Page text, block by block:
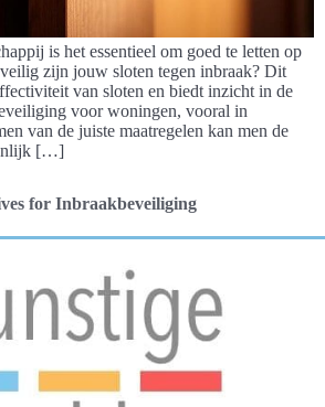
is het essentieel om goed te letten op
zijn jouw sloten tegen inbraak? Dit
van sloten en biedt inzicht in de
voor woningen, vooral in
van de juiste maatregelen kan men de
[…]
for Inbraakbeveiliging